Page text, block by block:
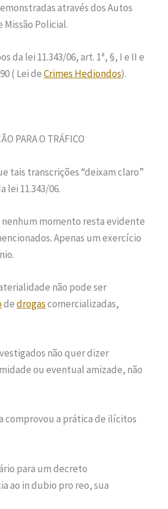
através dos Autos
Policial.
da lei 11.343/06, art. 1ª, §, I e II e
( Lei deCrimes Hediondos).
PARA O TRÁFICO
tais transcrições “deixam claro”
lei 11.343/06.
momento resta evidente
Apenas um exercício
não pode ser
dedrogascomercializadas,
não quer dizer
ou eventual amizade, não
comprovou a prática de ilícitos
para um decreto
ao in dubio pro reo, sua